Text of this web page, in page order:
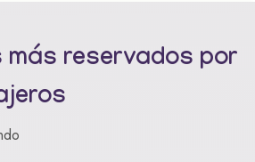
más reservados por